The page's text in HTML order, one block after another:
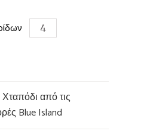
από τις
Blue Island